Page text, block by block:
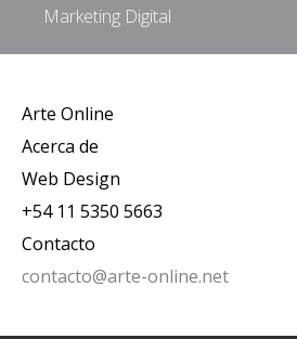
Marketing Digital
Arte Online
Acerca de
Web Design
+54 11 5350 5663
Contacto
contacto@arte-online.net